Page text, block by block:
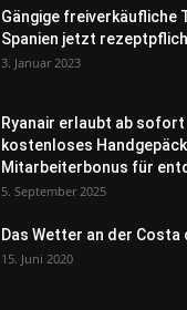
Gängige freiverkäufliche
Spanien jetzt
3. Januar 2023
Ryanair erlaubt ab
kostenloses
Mitarbeiterbonus für
5. September 2025
Das Wetter an der Costa
15. Juni 2020